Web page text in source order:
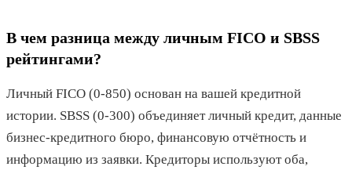
В чем разница между личным FICO и SBSS
рейтингами?
Личный FICO (0-850) основан на вашей кредитной
истории. SBSS (0-300) объединяет личный кредит, данные
бизнес-кредитного бюро, финансовую отчётность и
информацию из заявки. Кредиторы используют оба,